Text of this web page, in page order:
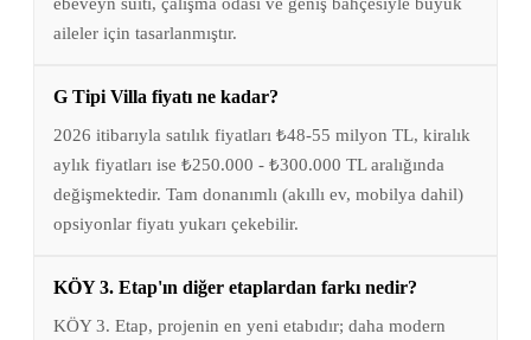
aileler için tasarlanmıştır.
G Tipi Villa fiyatı ne kadar?
2026 itibarıyla satılık fiyatları ₺48-55 milyon TL, kiralık
aylık fiyatları ise ₺250.000 - ₺300.000 TL aralığında
değişmektedir. Tam donanımlı (akıllı ev, mobilya dahil)
opsiyonlar fiyatı yukarı çekebilir.
KÖY 3. Etap'ın diğer etaplardan farkı nedir?
KÖY 3. Etap, projenin en yeni etabıdır; daha modern